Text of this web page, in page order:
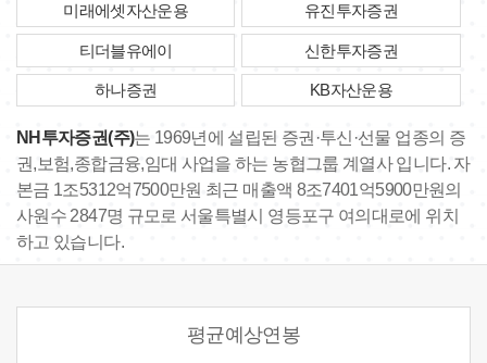
미래에셋자산운용 유진투자증권
티더블유에이 신한투자증권
하나증권 KB자산운용
NH투자증권(주)는 1969년에 설립된 증권·투신·선물 업종의 증
권,보험,종합금융,임대 사업을 하는 농협그룹 계열사 입니다. 자
본금 1조5312억7500만원 최근 매출액 8조7401억5900만원의
사원수 2847명 규모로 서울특별시 영등포구 여의대로에 위치
하고 있습니다.
평균예상연봉